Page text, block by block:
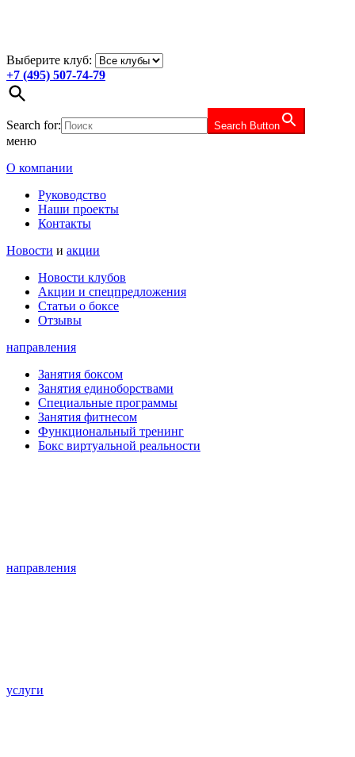
Выберите клуб:
+7 (495) 507-74-79
Search for: Search Button
меню
О компании
Руководство
Наши проекты
Контакты
Новости и акции
Новости клубов
Акции и спецпредложения
Статьи о боксе
Отзывы
направления
Занятия боксом
Занятия единоборствами
Специальные программы
Занятия фитнесом
Функциональный тренинг
Бокс виртуальной реальности
направления
услуги